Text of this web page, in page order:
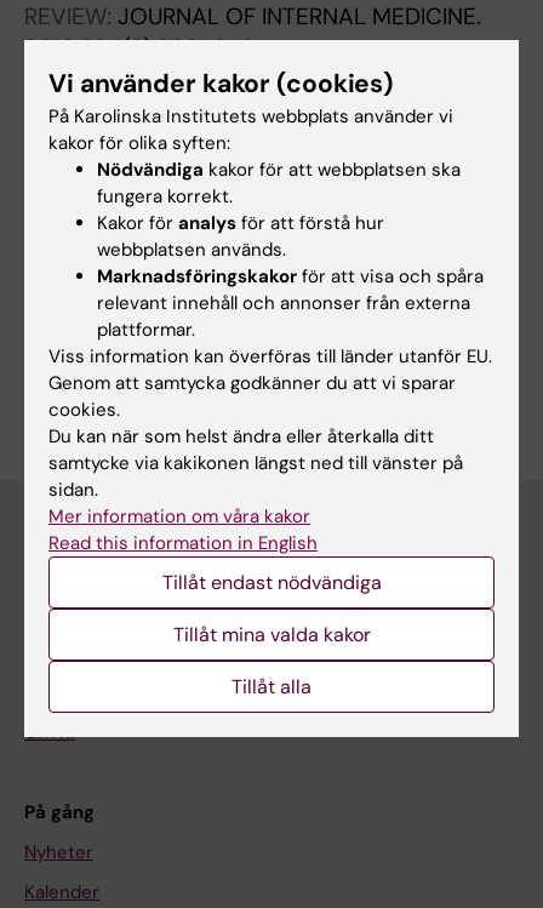
REVIEW: JOURNAL OF INTERNAL MEDICINE.
2018;284(6):620-642
Connecting the brain cholesterol and renin-
angiotensin systems: potential role of statins
and RAS-modifying medications in dementia
Petek B; Villa-Lopez M; Loera-Valencia R;
Gerenu G; Winblad B; Kramberger MG; Ismail
M-A; Eriksdotter M; Garcia-Ptacek S
Forskningsområden:
Neurologi
Är du Bojana Petek?
Redigera din profil
Utbildning
Forskarutbildning
Om KI
På gång
Nyheter
Kalender
Vi använder kakor (cookies)
På Karolinska Institutets webbplats använder vi
kakor för olika syften:
Nödvändiga kakor för att webbplatsen ska
fungera korrekt.
Kakor för analys för att förstå hur
webbplatsen används.
Marknadsföringskakor för att visa och spåra
relevant innehåll och annonser från externa
plattformar.
Viss information kan överföras till länder utanför EU.
Genom att samtycka godkänner du att vi sparar
cookies.
Du kan när som helst ändra eller återkalla ditt
samtycke via kakikonen längst ned till vänster på
sidan.
Mer information om våra kakor
Read this information in English
Tillåt endast nödvändiga
Tillåt mina valda kakor
Tillåt alla